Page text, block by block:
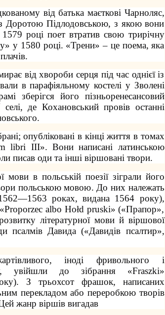
від батька маєткові Чарноляс,
Доротою Підлодовською, з якою вони
році поет втратив свою трирічну
у 1580 році. «Трени» – це поема, яка
від хвороби серця під час однієї із
в парафіяльному костелі у Зволені
зберігся його пізньоренесансовий
де Кохановський провів останні
опубліковані в кінці життя в томах
libri III». Вони написані латинською
писав оди та інші віршовані твори.
в польській поезії зіграли його
польською мовою. До них належать
роках, видана 1564 року),
albo Hołd pruski» («Прапор»,
літературної мови й віршової
псалмів Давида («Давидів псалтир»,
іноді фривольного і
увійшли до зібрання «Fraszki»
З трьохсот фрашок, написаних
перекладом або переробкою творів
жанр віршів вигадав